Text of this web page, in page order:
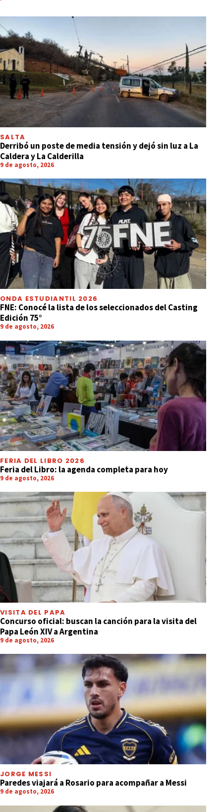
SALTA
Derribó un poste de media tensión y dejó sin luz a La
Caldera y La Calderilla
9 de agosto, 2026
ONDA ESTUDIANTIL 2026
FNE: Conocé la lista de los seleccionados del Casting
Edición 75°
9 de agosto, 2026
FERIA DEL LIBRO 2026
Feria del Libro: la agenda completa para hoy
9 de agosto, 2026
VISITA DEL PAPA
Concurso oficial: buscan la canción para la visita del
Papa León XIV a Argentina
9 de agosto, 2026
JORGE MESSI
Paredes viajará a Rosario para acompañar a Messi
9 de agosto, 2026